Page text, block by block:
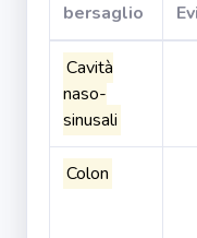
bersaglio
Cavità
naso-
sinusali
Colon